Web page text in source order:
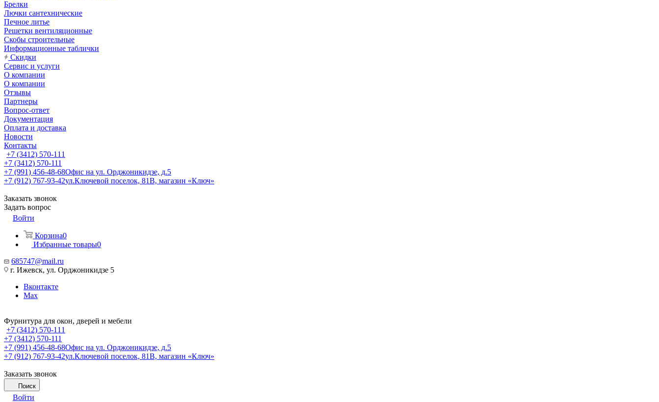
Брелки
Лючки сантехнические
Печное литье
Решетки вентиляционные
Скобы строительные
Информационные таблички
Скидки
Сервис и услуги
О компании
О компании
Отзывы
Партнеры
Вопрос-ответ
Документация
Оплата и доставка
Новости
Контакты
+7 (3412) 570-111
+7 (3412) 570-111
+7 (991) 456-48-68Офис на ул. Орджоникидзе, д.5
+7 (912) 767-93-42ул.Ключевой поселок, 81В, магазин «Ключ»
Заказать звонок
Задать вопрос
Войти
Корзина0
Избранные товары0
685747@mail.ru
г. Ижевск, ул. Орджоникидзе 5
Вконтакте
Max
Фурнитура для окон, дверей и мебели
+7 (3412) 570-111
+7 (3412) 570-111
+7 (991) 456-48-68Офис на ул. Орджоникидзе, д.5
+7 (912) 767-93-42ул.Ключевой поселок, 81В, магазин «Ключ»
Заказать звонок
Поиск
Войти